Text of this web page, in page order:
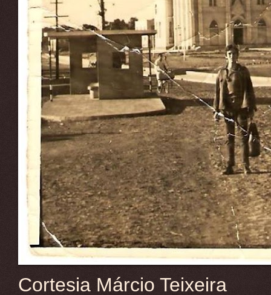
Cortesia Márcio Teixeira